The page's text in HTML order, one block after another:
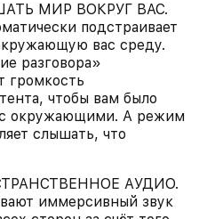
МИР ВОКРУГ ВАС.
подстраивает
вас среду.
разговора»
громкость
чтобы вам было
с окружающими. А режим
слышать, что
АУДИО.
иммерсивный звук